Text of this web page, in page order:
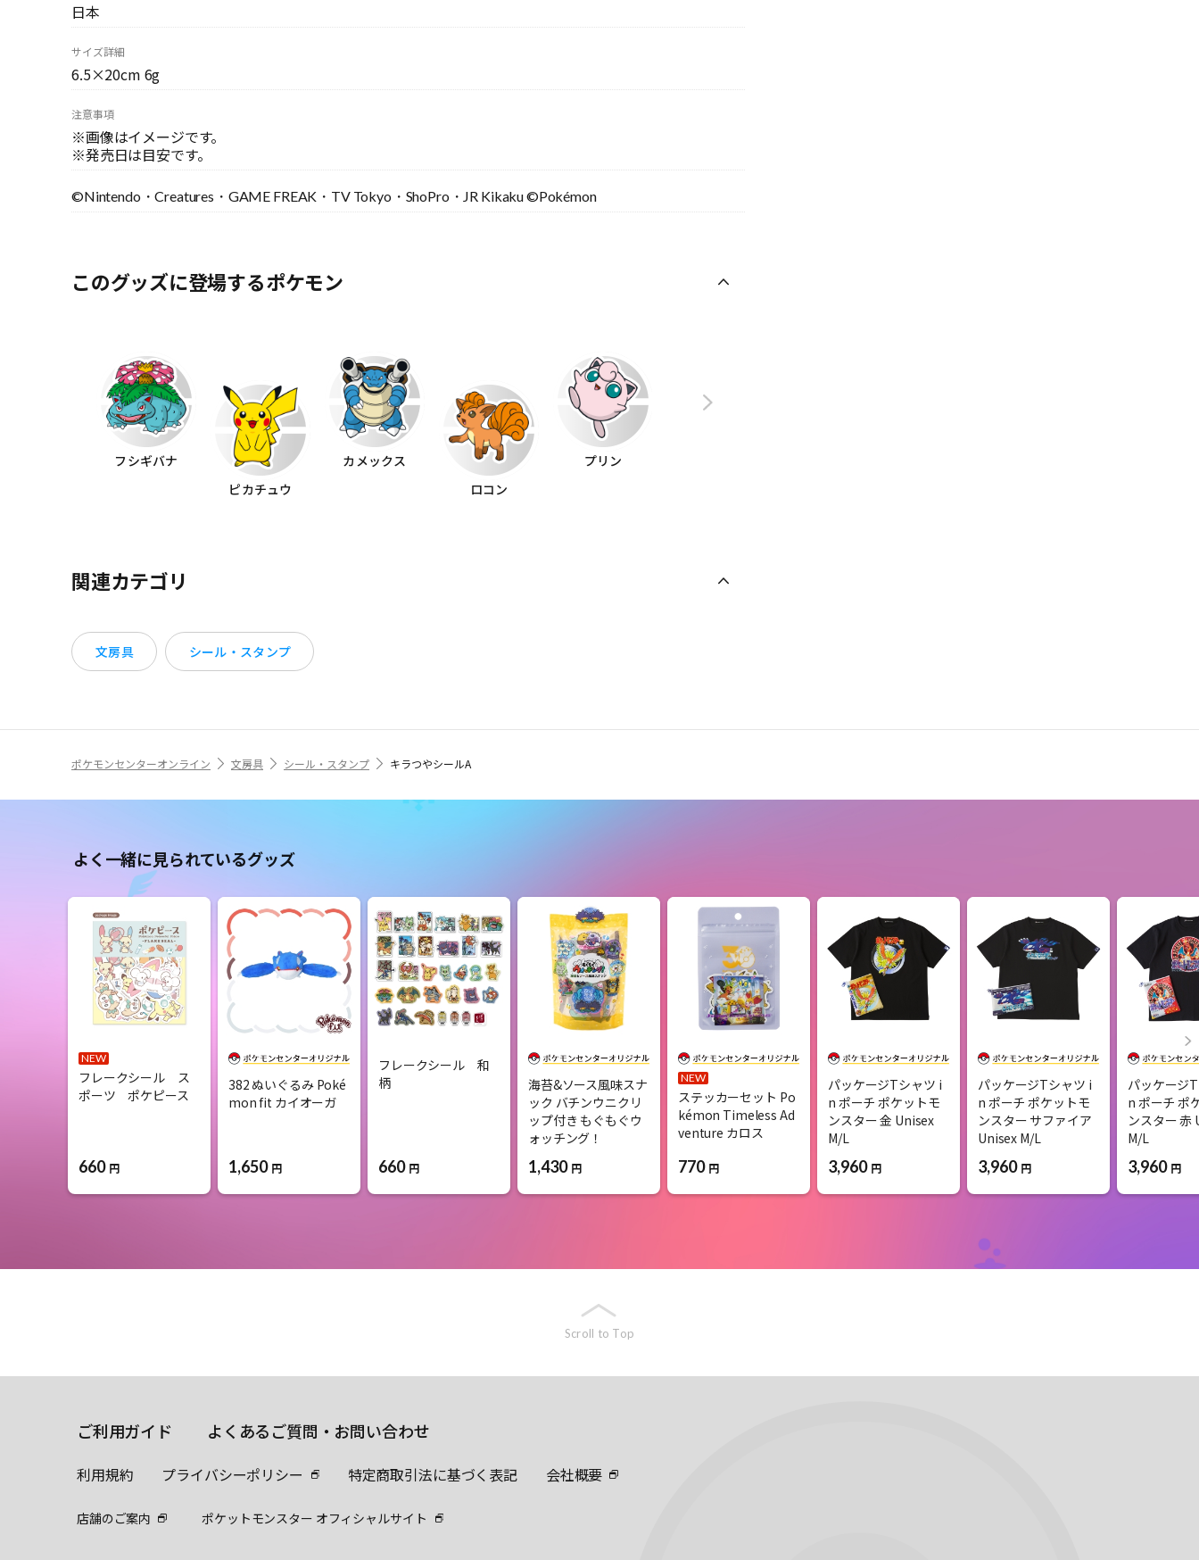
日本
サイズ詳細
6.5×20cm 6g
注意事項
※画像はイメージです。
※発売日は目安です。
©Nintendo・Creatures・GAME FREAK・TV Tokyo・ShoPro・JR Kikaku ©Pokémon
このグッズに登場するポケモン
フシギバナ
ピカチュウ
カメックス
ロコン
プリン
関連カテゴリ
文房具 シール・スタンプ
ポケモンセンターオンライン 文房具 シール・スタンプ キラつやシールA
よく一緒に見られているグッズ
NEW
フレークシール ス
ポーツ ポケピース
660 円
382 ぬいぐるみ Poké
mon fit カイオーガ
1,650 円
フレークシール 和
柄
660 円
海苔&ソース風味スナ
ック バチンウニクリ
ップ付き もぐもぐウ
ォッチング！
1,430 円
NEW
ステッカーセット Po
kémon Timeless Ad
venture カロス
770 円
パッケージTシャツ i
n ポーチ ポケットモ
ンスター 金 Unisex
M/L
3,960 円
パッケージTシャツ i
n ポーチ ポケットモ
ンスター サファイア
Unisex M/L
3,960 円
パッケージ
n ポーチ ポ
ンスター 赤
M/L
3,960 円
Scroll to Top
ご利用ガイド よくあるご質問・お問い合わせ
利用規約 プライバシーポリシー 特定商取引法に基づく表記 会社概要
店舗のご案内 ポケットモンスター オフィシャルサイト